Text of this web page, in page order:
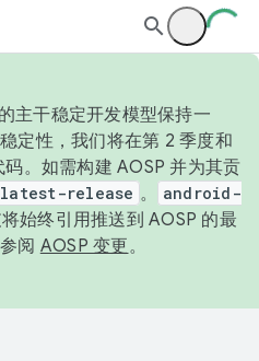
主干稳定开发模型保持一
定性，我们将在第 2 季度和
。如需构建 AOSP 并为其贡
release 。
android-
始终引用推送到 AOSP 的最
阅 AOSP 变更。